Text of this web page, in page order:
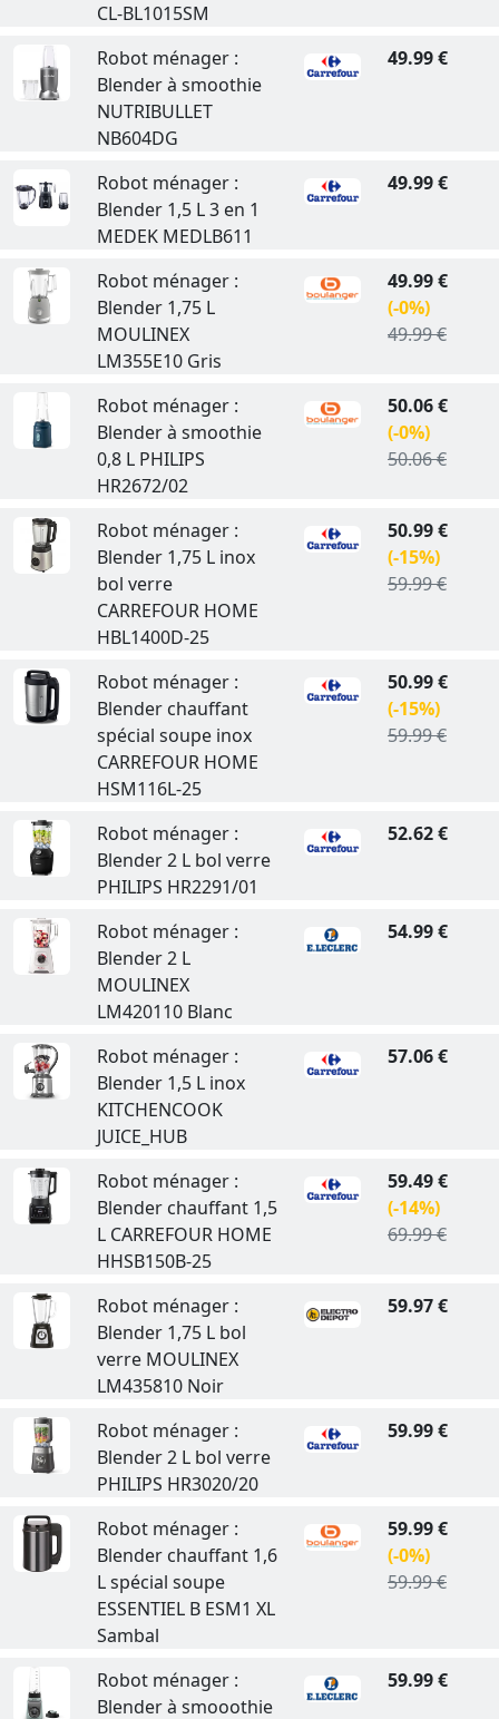
CL-BL1015SM
Robot ménager :
Blender à smoothie
NUTRIBULLET
NB604DG
49.99 €
Robot ménager :
Blender 1,5 L 3 en 1
MEDEK MEDLB611
49.99 €
Robot ménager :
Blender 1,75 L
MOULINEX
LM355E10 Gris
49.99 €
(-0%)
49.99 €
Robot ménager :
Blender à smoothie
0,8 L PHILIPS
HR2672/02
50.06 €
(-0%)
50.06 €
Robot ménager :
Blender 1,75 L inox
bol verre
CARREFOUR HOME
HBL1400D-25
50.99 €
(-15%)
59.99 €
Robot ménager :
Blender chauffant
spécial soupe inox
CARREFOUR HOME
HSM116L-25
50.99 €
(-15%)
59.99 €
Robot ménager :
Blender 2 L bol verre
PHILIPS HR2291/01
52.62 €
Robot ménager :
Blender 2 L
MOULINEX
LM420110 Blanc
54.99 €
Robot ménager :
Blender 1,5 L inox
KITCHENCOOK
JUICE_HUB
57.06 €
Robot ménager :
Blender chauffant 1,5
L CARREFOUR HOME
HHSB150B-25
59.49 €
(-14%)
69.99 €
Robot ménager :
Blender 1,75 L bol
verre MOULINEX
LM435810 Noir
59.97 €
Robot ménager :
Blender 2 L bol verre
PHILIPS HR3020/20
59.99 €
Robot ménager :
Blender chauffant 1,6
L spécial soupe
ESSENTIEL B ESM1 XL
Sambal
59.99 €
(-0%)
59.99 €
Robot ménager :
Blender à smooothie
59.99 €